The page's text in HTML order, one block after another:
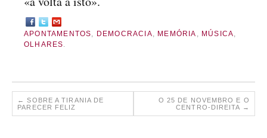
APONTAMENTOS DEMOCRACIA MEMÓRIA MÚSICA
OLHARES
← SOBRE A TIRANIA DE
PARECER FELIZ
O 25 DE NOVEMBRO E O
CENTRO-DIREITA →